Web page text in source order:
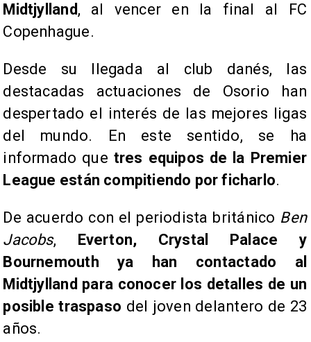
Midtjylland, al vencer en la final al FC
Copenhague.
Desde su llegada al club danés, las
destacadas actuaciones de Osorio han
despertado el interés de las mejores ligas
del mundo. En este sentido, se ha
informado que tres equipos de la Premier
League están compitiendo por ficharlo.
De acuerdo con el periodista británico Ben
Jacobs, Everton, Crystal Palace y
Bournemouth ya han contactado al
Midtjylland para conocer los detalles de un
posible traspaso del joven delantero de 23
años.